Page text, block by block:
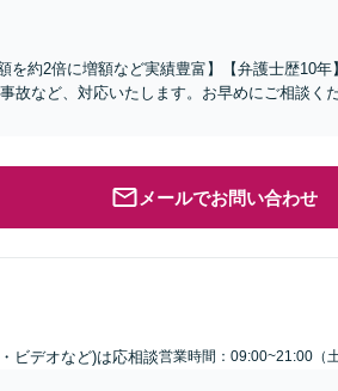
約2倍に増額など実績豊富】【弁護士歴10年
故など、対応いたします。お早めにご相談く
メールでお問い合わせ
ビデオなど)は応相談営業時間：09:00~21:00（